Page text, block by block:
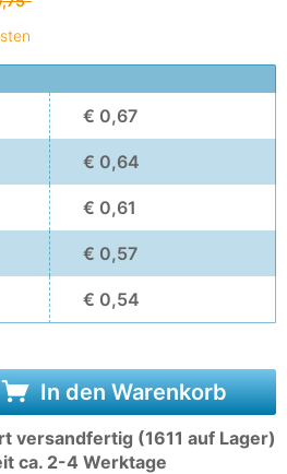
€ 0,67
€ 0,64
€ 0,61
€ 0,57
€ 0,54
In den Warenkorb
versandfertig (1611 auf Lager)
ca. 2-4 Werktage